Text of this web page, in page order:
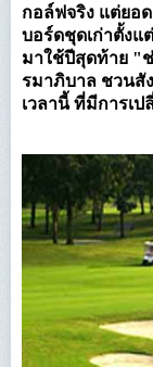
กอล์ฟจริง แต่ยอ
บอร์ดชุดเก่าตั้งแ
มาใช้ปีสุดท้าย "
รมาภิบาล ชวนสั
เวลานี้ ที่มีการเป